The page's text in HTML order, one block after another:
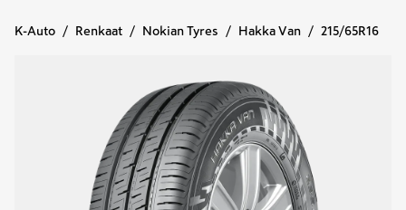
K-Auto Renkaat Nokian Tyres Hakka Van 215/65R16